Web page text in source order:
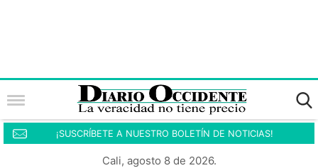
¡SUSCRÍBETE A NUESTRO BOLETÍN DE NOTICIAS!
Cali, agosto 8 de 2026.